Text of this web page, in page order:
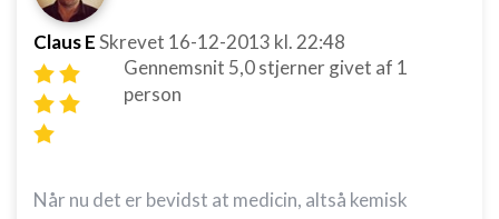
Claus ESkrevet 16-12-2013 kl. 22:48
Gennemsnit 5,0stjerner givet af 1
person
Når nu det er bevidst at medicin, altså kemisk